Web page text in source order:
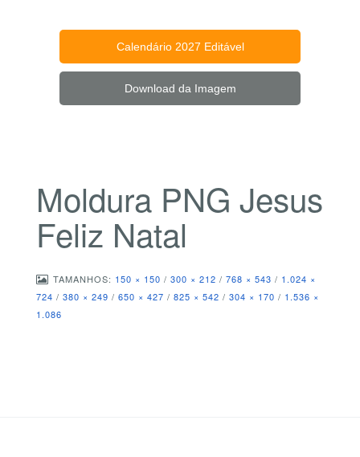
Calendário 2027 Editável
Download da Imagem
Moldura PNG Jesus
Feliz Natal
TAMANHOS: 150 × 150 / 300 × 212 / 768 × 543 / 1.024 ×
724 / 380 × 249 / 650 × 427 / 825 × 542 / 304 × 170 / 1.536 ×
1.086